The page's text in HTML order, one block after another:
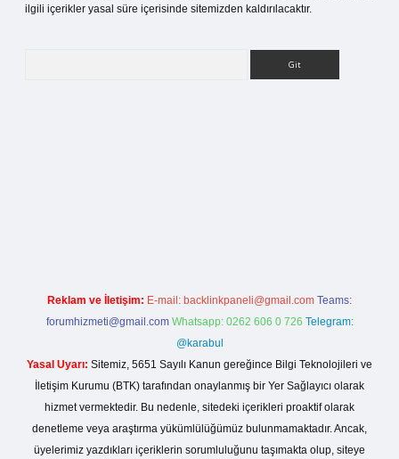
ilgili içerikler yasal süre içerisinde sitemizden kaldırılacaktır.
Reklam ve İletişim: E-mail: backlinkpaneli@gmail.com Teams:
forumhizmeti@gmail.com Whatsapp: 0262 606 0 726 Telegram:
@karabul
Yasal Uyarı: Sitemiz, 5651 Sayılı Kanun gereğince Bilgi Teknolojileri ve
İletişim Kurumu (BTK) tarafından onaylanmış bir Yer Sağlayıcı olarak
hizmet vermektedir. Bu nedenle, sitedeki içerikleri proaktif olarak
denetleme veya araştırma yükümlülüğümüz bulunmamaktadır. Ancak,
üyelerimiz yazdıkları içeriklerin sorumluluğunu taşımakta olup, siteye